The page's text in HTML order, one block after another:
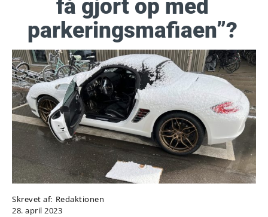
få gjort op med
parkeringsmafiaen”?
Skrevet af: Redaktionen
28. april 2023